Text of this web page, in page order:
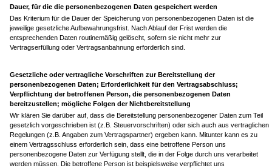
Dauer, für die die personenbezogenen Daten gespeichert werden
Das Kriterium für die Dauer der Speicherung von personenbezogenen Daten ist die
jeweilige gesetzliche Aufbewahrungsfrist. Nach Ablauf der Frist werden die
entsprechenden Daten routinemäßig gelöscht, sofern sie nicht mehr zur
Vertragserfüllung oder Vertragsanbahnung erforderlich sind.
Gesetzliche oder vertragliche Vorschriften zur Bereitstellung der
personenbezogenen Daten; Erforderlichkeit für den Vertragsabschluss;
Verpflichtung der betroffenen Person, die personenbezogenen Daten
bereitzustellen; mögliche Folgen der Nichtbereitstellung
Wir klären Sie darüber auf, dass die Bereitstellung personenbezogener Daten zum Teil
gesetzlich vorgeschrieben ist (z.B. Steuervorschriften) oder sich auch aus vertraglichen
Regelungen (z.B. Angaben zum Vertragspartner) ergeben kann. Mitunter kann es zu
einem Vertragsschluss erforderlich sein, dass eine betroffene Person uns
personenbezogene Daten zur Verfügung stellt, die in der Folge durch uns verarbeitet
werden müssen. Die betroffene Person ist beispielsweise verpflichtet uns